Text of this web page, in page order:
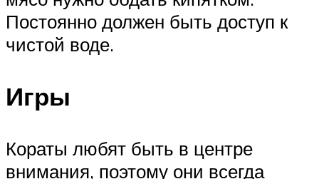
Постоянно должен быть доступ к
чистой воде.
Игры
Кораты любят быть в центре
внимания, поэтому они всегда